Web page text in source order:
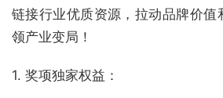
链接行业优质资源，拉动品牌价值
领产业变局！
1. 奖项独家权益：